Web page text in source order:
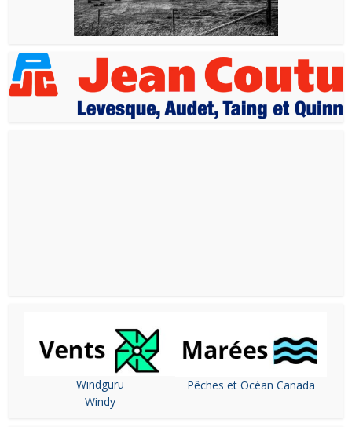
Windguru
Windy
Pêches et Océan Canada